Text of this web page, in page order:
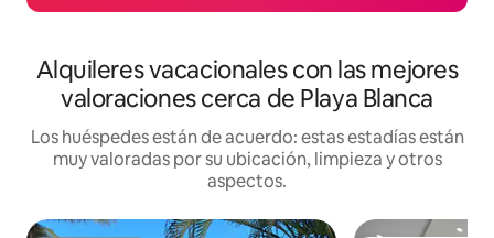
Alquileres vacacionales con las mejores
valoraciones cerca de Playa Blanca
Los huéspedes están de acuerdo: estas estadías están
muy valoradas por su ubicación, limpieza y otros
aspectos.